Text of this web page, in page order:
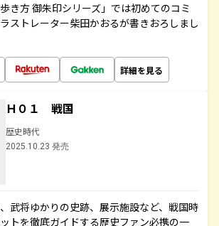
き方 御朱印シリーズ」では初めてのコミ
ストレーター柴田かおるが書きおろしまし
詳細を見る
Ｈ０１ 戦国
歴史時代
2025.10.23 発売
武将ゆかりの史跡、展示施設など、戦国時
トを徹底ガイドする歴史ファン必携の一